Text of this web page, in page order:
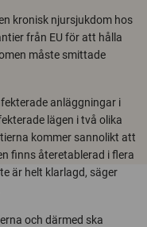
kronisk njursjukdom hos
från EU för att hålla
måste smittade
anläggningar i
lägen i två olika
kommer sannolikt att
finns återetablerad i flera
är helt klarlagd, säger
och därmed ska